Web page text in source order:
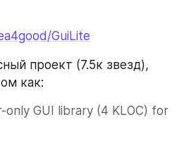
GuiLite
проект (7.5к звезд),
как:
only GUI library (4 KLOC) for